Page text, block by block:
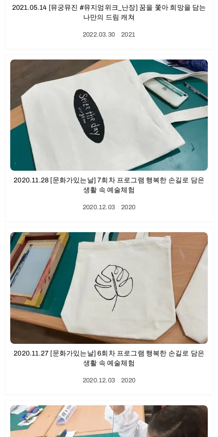
2021.05.14 [뮤궁뮤진 #뮤지엄위크_난장] 꿈을 쫓아 희망을 담는
나만의 드림 캐쳐
2022.03.30ㆍ2021
2020.11.28 [문화가있는날] 7회차 프로그램 행복한 손길로 담은
생활 속 예술체험
2020.12.03ㆍ2020
2020.11.27 [문화가있는날] 6회차 프로그램 행복한 손길로 담은
생활 속 예술체험
2020.12.03ㆍ2020